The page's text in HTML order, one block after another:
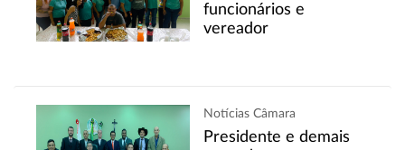
funcionários e
vereador
Notícias Câmara
Presidente e demais